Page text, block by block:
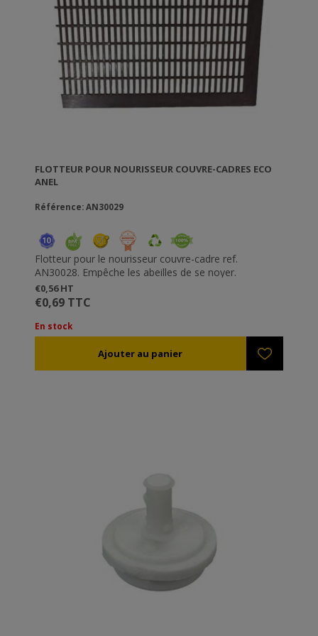
FLOTTEUR POUR NOURISSEUR COUVRE-CADRES ECO
ANEL
Référence: AN30029
Flotteur pour le nourisseur couvre-cadre ref.
AN30028. Empêche les abeilles de se noyer.
€0,56 HT
€0,69 TTC
En stock